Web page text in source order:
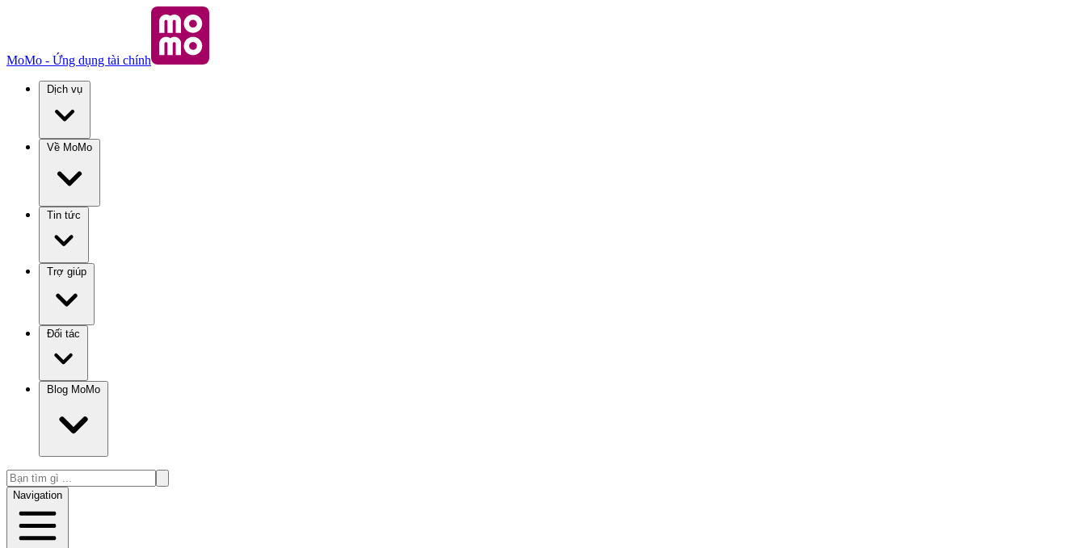
MoMo - Ứng dụng tài chính
Dịch vụ
Về MoMo
Tin tức
Trợ giúp
Đối tác
Blog MoMo
Navigation